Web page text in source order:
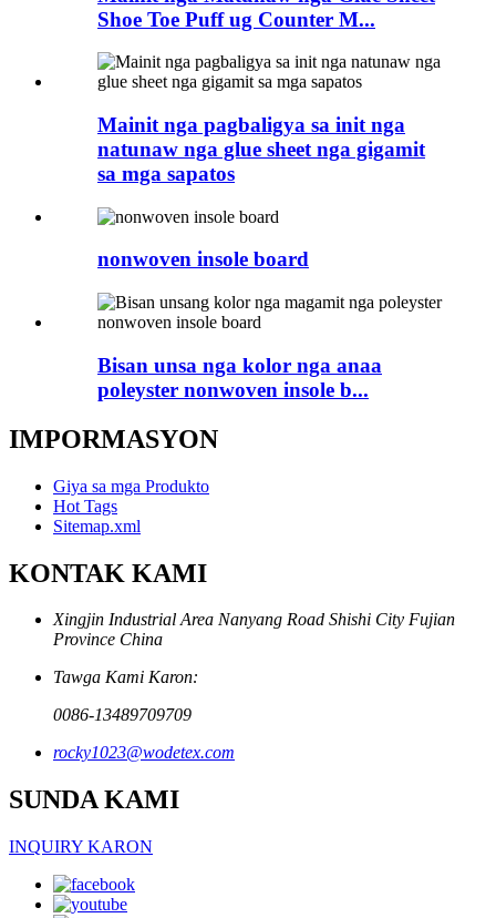
Shoe Toe Puff ug Counter M...
Mainit nga pagbaligya sa init nga
natunaw nga glue sheet nga gigamit
sa mga sapatos
nonwoven insole board
Bisan unsa nga kolor nga anaa
poleyster nonwoven insole b...
IMPORMASYON
Giya sa mga Produkto
Hot Tags
Sitemap.xml
KONTAK KAMI
Xingjin Industrial Area Nanyang Road Shishi City Fujian
Province China
Tawga Kami Karon:
0086-13489709709
rocky1023@wodetex.com
SUNDA KAMI
INQUIRY KARON